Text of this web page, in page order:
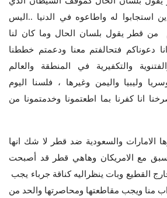
استجابوا له واطاعوه في الدنيا ..اليس
من قطر يقول بلسان الحال وما كان لنا
دعوناكم فتحالفتم معنا ودعمتم خططنا
والتكفيرية في المنطقة والعالم
وليبيا واليمن وغيرها ، فلسنا اليوم
انا كفرنا بما اطعتمونا وخدمتمونا من
الامارات والسعودية ضد قطر لا شك انها
مع الامريكان وهاهي قطر قد أصبحت
القطيع وبات ينظراليه كناقة جرباء يجب
منا ويجب مقاطعتها ومحاصرتها والحد من